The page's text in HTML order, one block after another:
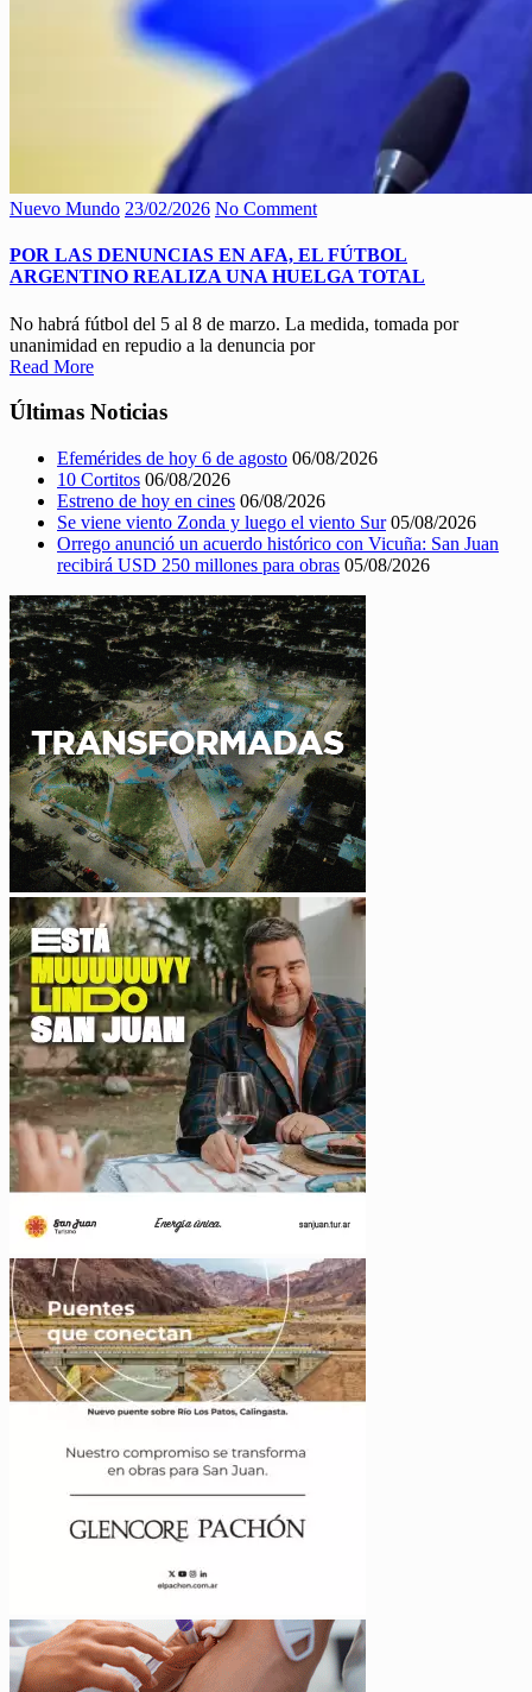
Nuevo Mundo 23/02/2026 No Comment
POR LAS DENUNCIAS EN AFA, EL FÚTBOL
ARGENTINO REALIZA UNA HUELGA TOTAL
No habrá fútbol del 5 al 8 de marzo. La medida, tomada por
unanimidad en repudio a la denuncia por
Read More
Últimas Noticias
Efemérides de hoy 6 de agosto 06/08/2026
10 Cortitos 06/08/2026
Estreno de hoy en cines 06/08/2026
Se viene viento Zonda y luego el viento Sur 05/08/2026
Orrego anunció un acuerdo histórico con Vicuña: San Juan
recibirá USD 250 millones para obras 05/08/2026